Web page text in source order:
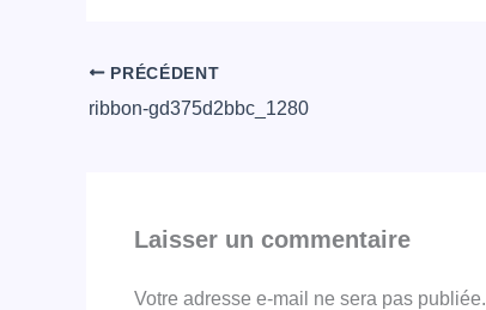
PRÉCÉDENT
ribbon-gd375d2bbc_1280
Laisser un commentaire
Votre adresse e-mail ne sera pas publiée.